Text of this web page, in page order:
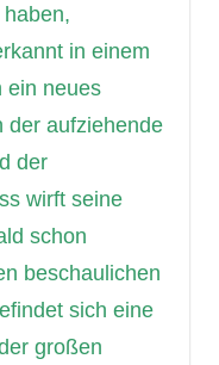
in einem
ein neues
der aufziehende
der
wirft seine
schon
beschaulichen
sich eine
großen